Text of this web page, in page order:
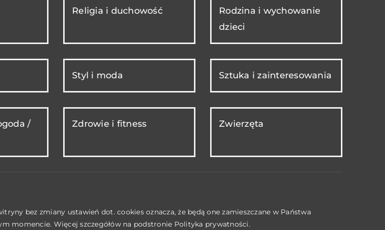
Religia i duchowość
Rodzina i wychowanie
dzieci
Styl i moda Sztuka i zainteresowania
/
Zdrowie i fitness Zwierzęta
bez zmiany ustawień dot. cookies oznacza, że będą one zamieszczane w Państwa
momencie. Więcej szczegółów na podstronie Polityka prywatności.